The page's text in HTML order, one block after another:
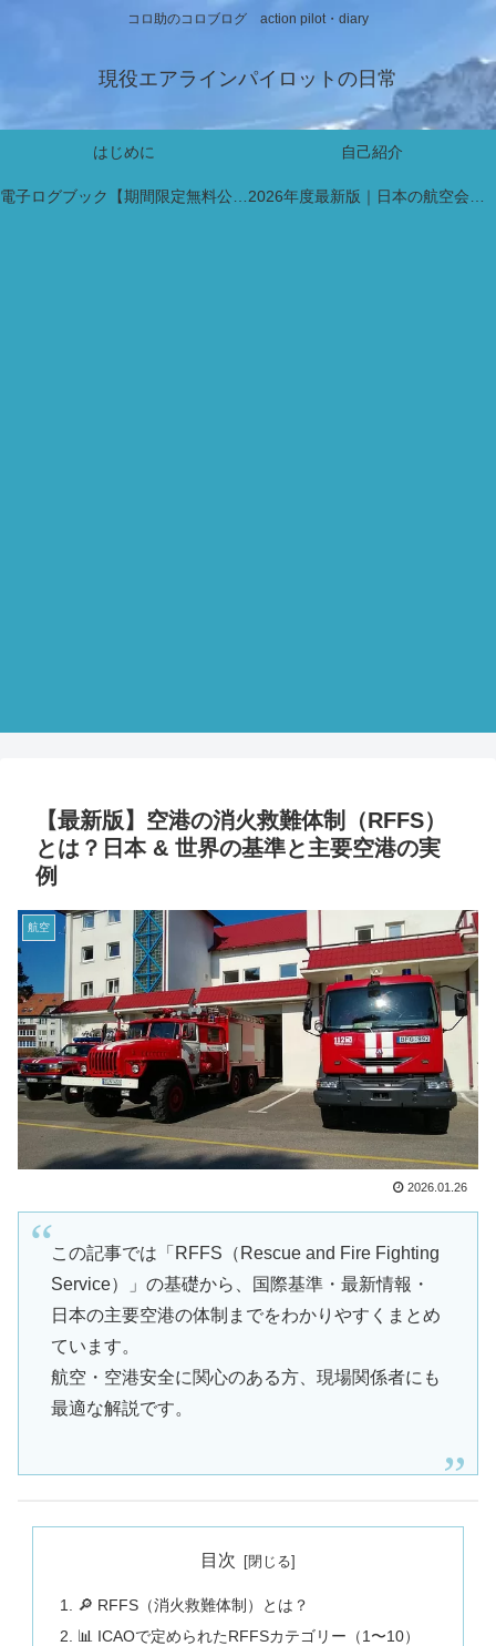
コロ助のコロブログ action pilot・diary
現役エアラインパイロットの日常
はじめに 自己紹介
電子ログブック【期間限定無料公開中】 2026年度最新版｜日本の航空会社パイロット採用・インターン情報まとめ【新卒・既卒対応】
【最新版】空港の消火救難体制（RFFS）
とは？日本 & 世界の基準と主要空港の実
例
航空
2026.01.26
この記事では「RFFS（Rescue and Fire Fighting
Service）」の基礎から、国際基準・最新情報・
日本の主要空港の体制までをわかりやすくまとめ
ています。
航空・空港安全に関心のある方、現場関係者にも
最適な解説です。
目次
🔎 RFFS（消火救難体制）とは？
📊 ICAOで定められたRFFSカテゴリー（1〜10）